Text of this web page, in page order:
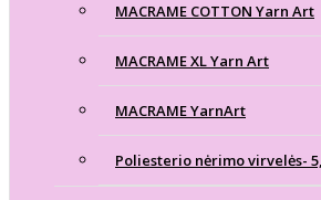
MACRAME COTTON Yarn Art
MACRAME XL Yarn Art
MACRAME YarnArt
Poliesterio nėrimo virvelės-